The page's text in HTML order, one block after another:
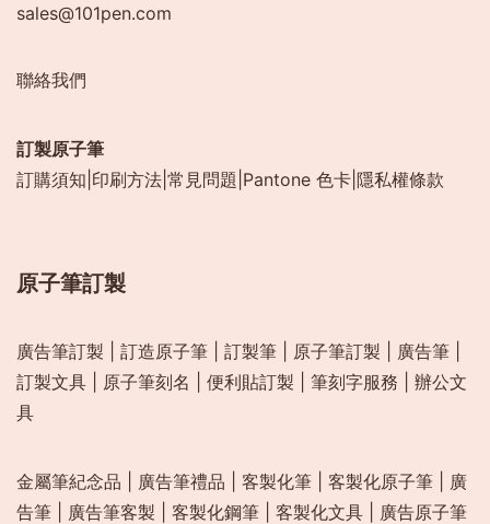
sales@101pen.com
聯絡我們
訂製原子筆
訂購須知 印刷方法 常見問題 Pantone 色卡 隱私權條款
原子筆訂製
廣告筆訂製 訂造原子筆 訂製筆 原子筆訂製 廣告筆
訂製文具
原子筆刻名 便利貼訂製 筆刻字服務
辦公文
具
金屬筆紀念品 廣告筆禮品 客製化筆 客製化原子筆
廣
告筆
廣告筆客製 客製化鋼筆 客製化文具
廣告原子筆